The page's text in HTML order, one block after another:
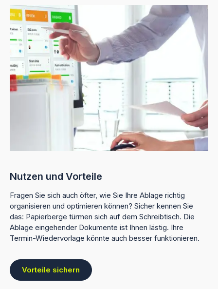
Nutzen und Vorteile
Fragen Sie sich auch öfter, wie Sie Ihre Ablage richtig
organisieren und optimieren können? Sicher kennen Sie
das: Papierberge türmen sich auf dem Schreibtisch. Die
Ablage eingehender Dokumente ist Ihnen lästig. Ihre
Termin-Wiedervorlage könnte auch besser funktionieren.
Vorteile sichern